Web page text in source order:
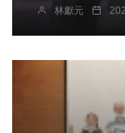
林獻元